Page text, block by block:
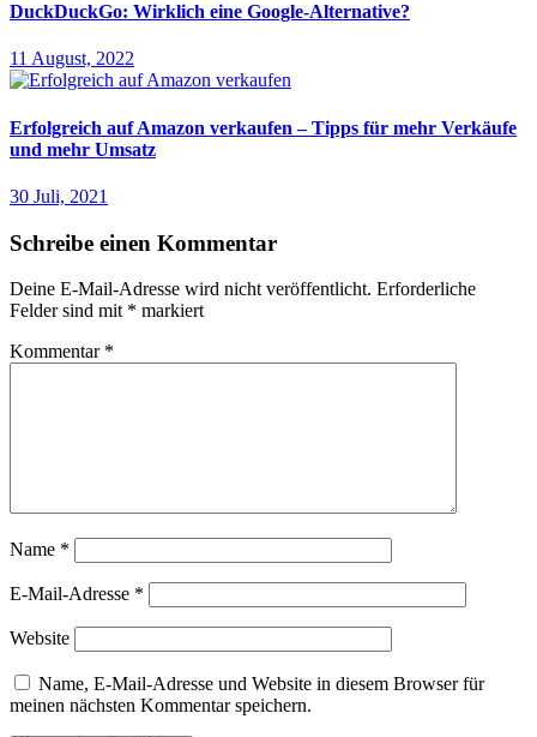
DuckDuckGo: Wirklich eine Google-Alternative?
11 August, 2022
Erfolgreich auf Amazon verkaufen – Tipps für mehr Verkäufe
und mehr Umsatz
30 Juli, 2021
Schreibe einen Kommentar
Deine E-Mail-Adresse wird nicht veröffentlicht. Erforderliche
Felder sind mit * markiert
Kommentar *
Name *
E-Mail-Adresse *
Website
Name, E-Mail-Adresse und Website in diesem Browser für
meinen nächsten Kommentar speichern.